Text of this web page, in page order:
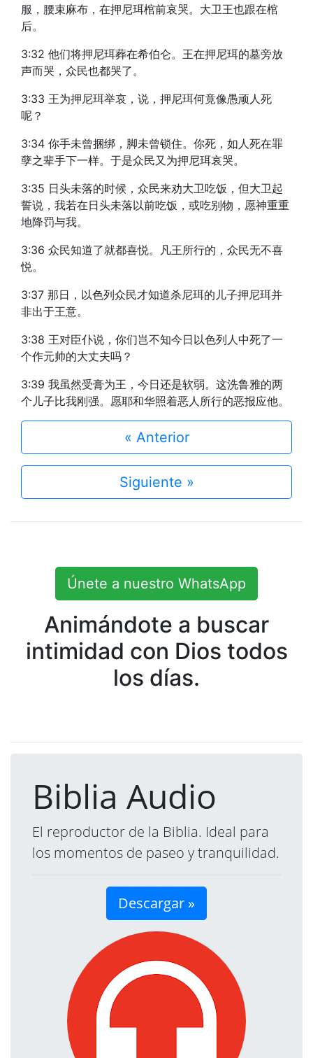
服，腰束麻布，在押尼珥棺前哀哭。大卫王也跟在棺
后。
3:32 他们将押尼珥葬在希伯仑。王在押尼珥的墓旁放
声而哭，众民也都哭了。
3:33 王为押尼珥举哀，说，押尼珥何竟像愚顽人死
呢？
3:34 你手未曾捆绑，脚未曾锁住。你死，如人死在罪
孽之辈手下一样。于是众民又为押尼珥哀哭。
3:35 日头未落的时候，众民来劝大卫吃饭，但大卫起
誓说，我若在日头未落以前吃饭，或吃别物，愿神重重
地降罚与我。
3:36 众民知道了就都喜悦。凡王所行的，众民无不喜
悦。
3:37 那日，以色列众民才知道杀尼珥的儿子押尼珥并
非出于王意。
3:38 王对臣仆说，你们岂不知今日以色列人中死了一
个作元帅的大丈夫吗？
3:39 我虽然受膏为王，今日还是软弱。这洗鲁雅的两
个儿子比我刚强。愿耶和华照着恶人所行的恶报应他。
« Anterior
Siguiente »
Únete a nuestro WhatsApp
Animándote a buscar
intimidad con Dios todos
los días.
Biblia Audio
El reproductor de la Biblia. Ideal para
los momentos de paseo y tranquilidad.
Descargar »